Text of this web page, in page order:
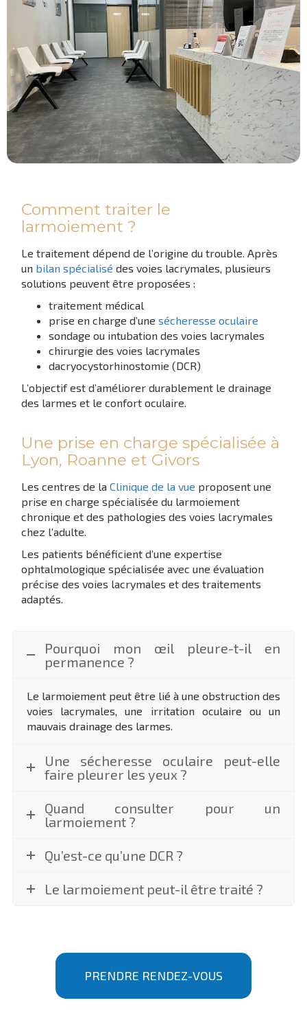
Comment traiter le
larmoiement ?
Le traitement dépend de l’origine du trouble. Après
un bilan spécialisé des voies lacrymales, plusieurs
solutions peuvent être proposées :
traitement médical
prise en charge d’unesécheresse oculaire
sondage ou intubation des voies lacrymales
chirurgie des voies lacrymales
dacryocystorhinostomie (DCR)
L’objectif est d’améliorer durablement le drainage
des larmes et le confort oculaire.
Une prise en charge spécialisée à
Lyon, Roanne et Givors
Les centres de laClinique de la vue proposent une
prise en charge spécialisée du larmoiement
chronique et des pathologies des voies lacrymales
chez l’adulte.
Les patients bénéficient d’une expertise
ophtalmologique spécialisée avec une évaluation
précise des voies lacrymales et des traitements
adaptés.
Pourquoi mon œil pleure-t-il en
permanence ?
Le larmoiement peut être lié à une obstruction des
voies lacrymales, une irritation oculaire ou un
mauvais drainage des larmes.
Une sécheresse oculaire peut-elle
faire pleurer les yeux ?
Quand consulter pour un
larmoiement ?
Qu’est-ce qu’une DCR ?
Le larmoiement peut-il être traité ?
PRENDRE RENDEZ-VOUS